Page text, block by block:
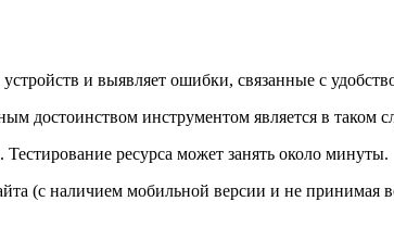
и выявляет ошибки, связанные с
достоинством инструментом является в таком
ресурса может занять около минуты.
(с наличием мобильной версии и не принимая